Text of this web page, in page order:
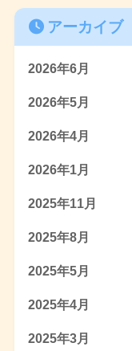
アーカイブ
2026年6月
2026年5月
2026年4月
2026年1月
2025年11月
2025年8月
2025年5月
2025年4月
2025年3月